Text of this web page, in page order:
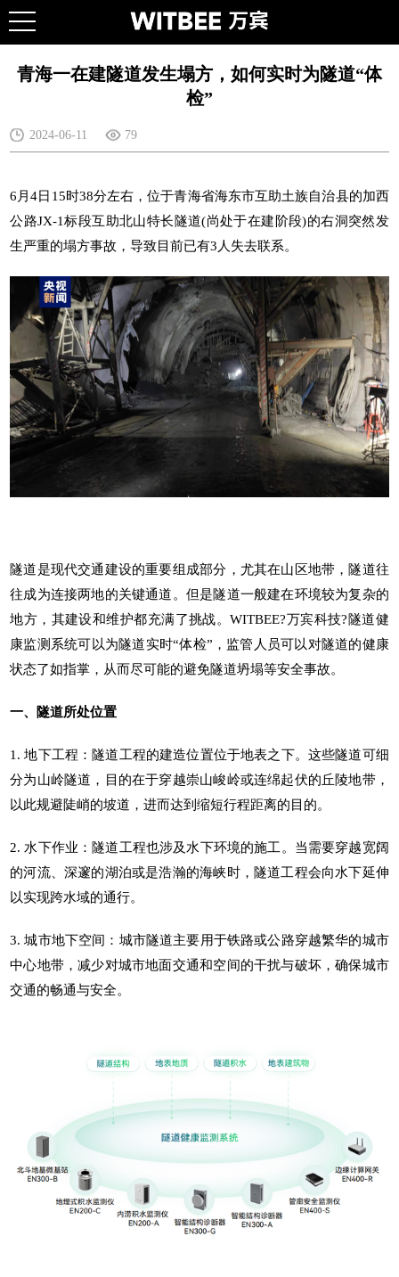
青海一在建隧道发生塌方，如何实时为隧道“体
检”
2024-06-11 79
6月4日15时38分左右，位于青海省海东市互助土族自治县的加西
公路JX-1标段互助北山特长隧道(尚处于在建阶段)的右洞突然发
生严重的塌方事故，导致目前已有3人失去联系。
隧道是现代交通建设的重要组成部分，尤其在山区地带，隧道往
往成为连接两地的关键通道。但是隧道一般建在环境较为复杂的
地方，其建设和维护都充满了挑战。WITBEE?万宾科技?隧道健
康监测系统可以为隧道实时“体检”，监管人员可以对隧道的健康
状态了如指掌，从而尽可能的避免隧道坍塌等安全事故。
一、隧道所处位置
1. 地下工程：隧道工程的建造位置位于地表之下。这些隧道可细
分为山岭隧道，目的在于穿越崇山峻岭或连绵起伏的丘陵地带，
以此规避陡峭的坡道，进而达到缩短行程距离的目的。
2. 水下作业：隧道工程也涉及水下环境的施工。当需要穿越宽阔
的河流、深邃的湖泊或是浩瀚的海峡时，隧道工程会向水下延伸
以实现跨水域的通行。
3. 城市地下空间：城市隧道主要用于铁路或公路穿越繁华的城市
中心地带，减少对城市地面交通和空间的干扰与破坏，确保城市
交通的畅通与安全。